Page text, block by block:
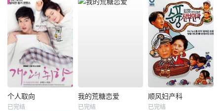
个人取向
已完结
我的荒糖恋爱
已完结
顺风妇产科
已完结